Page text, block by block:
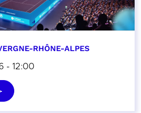
RHÔNE-ALPES
- 12:00